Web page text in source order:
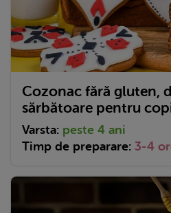
Cozonac fără gluten,
sărbătoare pentru
Varsta: peste 4 ani
Timp de preparare: 3-4